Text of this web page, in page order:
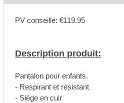
PV conseillé: €119.95
Description produit:
Pantalon pour enfants.
- Respirant et résistant
- Siège en cuir